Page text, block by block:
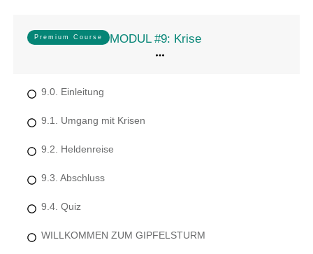
Premium Course MODUL #9: Krise
9.0. Einleitung
9.1. Umgang mit Krisen
9.2. Heldenreise
9.3. Abschluss
9.4. Quiz
WILLKOMMEN ZUM GIPFELSTURM